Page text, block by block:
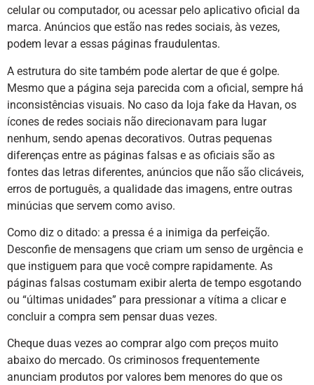
celular ou computador, ou acessar pelo aplicativo oficial da
marca. Anúncios que estão nas redes sociais, às vezes,
podem levar a essas páginas fraudulentas.
A estrutura do site também pode alertar de que é golpe.
Mesmo que a página seja parecida com a oficial, sempre há
inconsistências visuais. No caso da loja fake da Havan, os
ícones de redes sociais não direcionavam para lugar
nenhum, sendo apenas decorativos. Outras pequenas
diferenças entre as páginas falsas e as oficiais são as
fontes das letras diferentes, anúncios que não são clicáveis,
erros de português, a qualidade das imagens, entre outras
minúcias que servem como aviso.
Como diz o ditado: a pressa é a inimiga da perfeição.
Desconfie de mensagens que criam um senso de urgência e
que instiguem para que você compre rapidamente. As
páginas falsas costumam exibir alerta de tempo esgotando
ou “últimas unidades” para pressionar a vítima a clicar e
concluir a compra sem pensar duas vezes.
Cheque duas vezes ao comprar algo com preços muito
abaixo do mercado. Os criminosos frequentemente
anunciam produtos por valores bem menores do que os